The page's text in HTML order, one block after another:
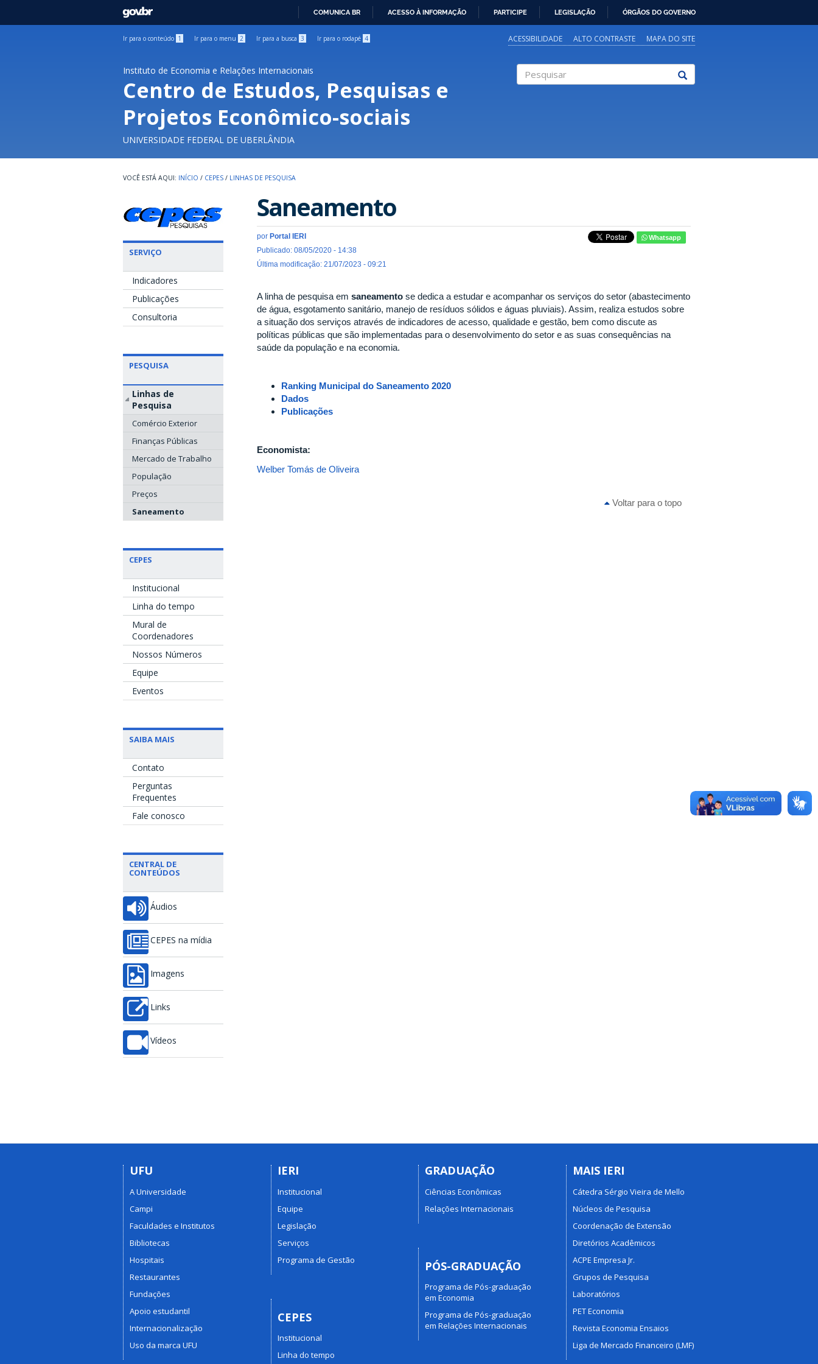
GOVBR
COMUNICA BR ACESSO À INFORMAÇÃO PARTICIPE LEGISLAÇÃO ÓRGÃOS DO GOVERNO
Ir para o conteúdo 1 Ir para o menu 2 Ir para a busca 3 Ir para o rodapé 4 ACESSIBILIDADE ALTO CONTRASTE MAPA DO SITE
Instituto de Economia e Relações Internacionais
Centro de Estudos, Pesquisas e
Projetos Econômico-sociais
UNIVERSIDADE FEDERAL DE UBERLÂNDIA
INÍCIO / CEPES / LINHAS DE PESQUISA
SERVIÇO
Indicadores
Publicações
Consultoria
PESQUISA
Linhas de
Pesquisa
Comércio Exterior
Finanças Públicas
Mercado de Trabalho
População
Preços
Saneamento
CEPES
Institucional
Linha do tempo
Mural de
Coordenadores
Nossos Números
Equipe
Eventos
SAIBA MAIS
Contato
Perguntas
Frequentes
Fale conosco
CENTRAL DE
CONTEÚDOS
Áudios
CEPES na mídia
Imagens
Links
Vídeos
Saneamento
por Portal IERI
Publicado: 08/05/2020 - 14:38
Última modificação: 21/07/2023 - 09:21
Whatsapp
A linha de pesquisa em saneamento se dedica a estudar e acompanhar os serviços do setor (abastecimento
de água, esgotamento sanitário, manejo de resíduos sólidos e águas pluviais). Assim, realiza estudos sobre
a situação dos serviços através de indicadores de acesso, qualidade e gestão, bem como discute as
políticas públicas que são implementadas para o desenvolvimento do setor e as suas consequências na
saúde da população e na economia.
Ranking Municipal do Saneamento 2020
Dados
Publicações
Economista:
Welber Tomás de Oliveira
Voltar para o topo
UFU
A Universidade
Campi
Faculdades e Institutos
Bibliotecas
Hospitais
Restaurantes
Fundações
Apoio estudantil
Internacionalização
Uso da marca UFU
IERI
Institucional
Equipe
Legislação
Serviços
Programa de Gestão
CEPES
Institucional
Linha do tempo
GRADUAÇÃO
Ciências Econômicas
Relações Internacionais
PÓS-GRADUAÇÃO
Programa de Pós-graduação
em Economia
Programa de Pós-graduação
em Relações Internacionais
MAIS IERI
Cátedra Sérgio Vieira de Mello
Núcleos de Pesquisa
Coordenação de Extensão
Diretórios Acadêmicos
ACPE Empresa Jr.
Grupos de Pesquisa
Laboratórios
PET Economia
Revista Economia Ensaios
Liga de Mercado Financeiro (LMF)